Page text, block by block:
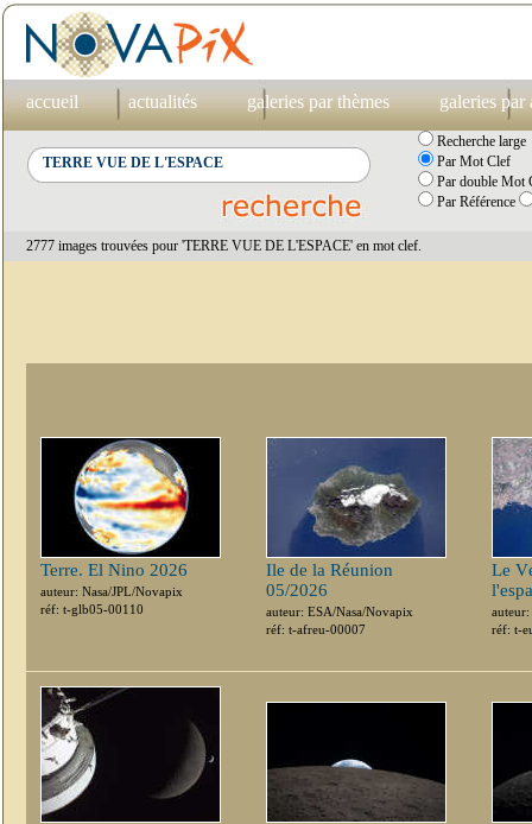
accueil actualités galeries par thèmes galeries par
Recherche large
Par Mot Clef
Par double Mot
Par Référence
2777 images trouvées pour 'TERRE VUE DE L'ESPACE' en mot clef.
Terre. El Nino 2026
auteur: Nasa/JPL/Novapix
réf: t-glb05-00110
Ile de la Réunion
05/2026
auteur: ESA/Nasa/Novapix
réf: t-afreu-00007
Le
réf: t-